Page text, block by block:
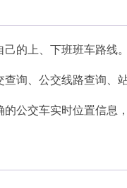
己的上、下班班车路线
查询、公交线路查询、
的公交车实时位置信息